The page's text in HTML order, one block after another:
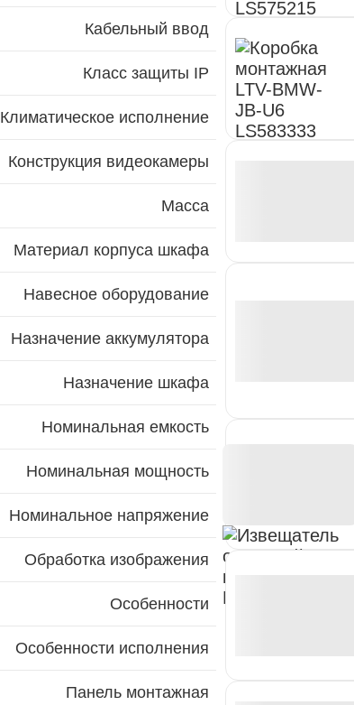
Кабельный ввод
Класс защиты IP
Найти
Климатическое исполнение
Конструкция видеокамеры
Масса
Найти
Материал корпуса шкафа
Навесное оборудование
Назначение аккумулятора
Назначение шкафа
Номинальная емкость
Номинальная мощность
Номинальное напряжение
Обработка изображения
Особенности
Особенности исполнения
Панель монтажная